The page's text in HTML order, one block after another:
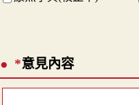
*意見內容